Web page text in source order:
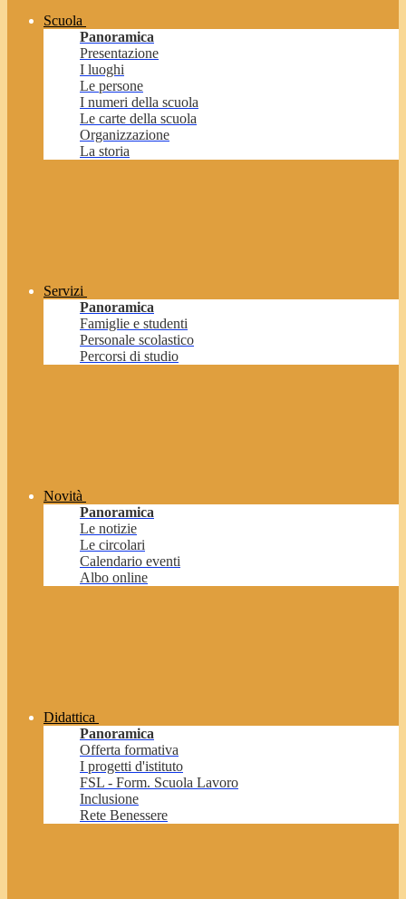
Scuola
Panoramica
Presentazione
I luoghi
Le persone
I numeri della scuola
Le carte della scuola
Organizzazione
La storia
Servizi
Panoramica
Famiglie e studenti
Personale scolastico
Percorsi di studio
Novità
Panoramica
Le notizie
Le circolari
Calendario eventi
Albo online
Didattica
Panoramica
Offerta formativa
I progetti d'istituto
FSL - Form. Scuola Lavoro
Inclusione
Rete Benessere